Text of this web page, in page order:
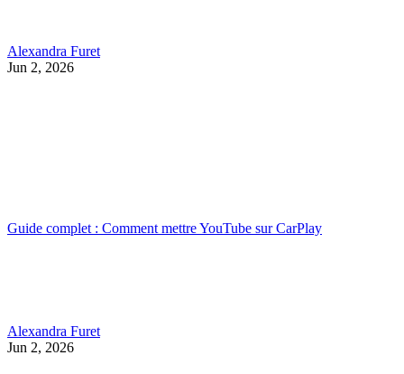
Alexandra Furet
Jun 2, 2026
Guide complet : Comment mettre YouTube sur CarPlay
Alexandra Furet
Jun 2, 2026